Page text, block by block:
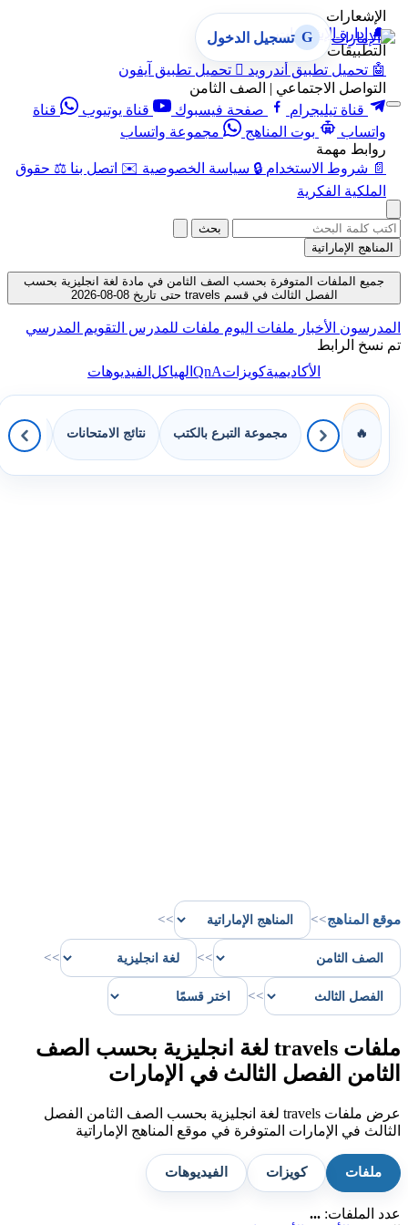
الإشعارات
🔔 إدارة الإشعارات
التطبيقات
🤖 تحميل تطبيق أندرويد  تحميل تطبيق آيفون
التواصل الاجتماعي | الصف الثامن
قناة تيليجرام
صفحة فيسبوك قناة يوتيوب
قناة
واتساب
بوت المناهج
مجموعة واتساب
روابط مهمة
📄 شروط الاستخدام 🔒 سياسة الخصوصية ✉️ اتصل بنا ⚖️ حقوق
الملكية الفكرية
G تسجيل الدخول
بحث
المناهج الإماراتية
جميع الملفات المتوفرة بحسب الصف الثامن في مادة لغة انجليزية بحسب
الفصل الثالث في قسم travels حتى تاريخ 08-08-2026
المدرسون الأخبار ملفات اليوم ملفات للمدرس التقويم المدرسي
تم نسخ الرابط
الأكاديميةكويزاتQnAالهياكلالفيديوهات
🔥 مجموعة التبرع بالكتب نتائج الامتحانات
موقع المناهج>>
>>
>>
>>
>>
ملفات travels لغة انجليزية بحسب الصف
الثامن الفصل الثالث في الإمارات
عرض ملفات travels لغة انجليزية بحسب الصف الثامن الفصل
الثالث في الإمارات المتوفرة في موقع المناهج الإماراتية
ملفات كويزات الفيديوهات
عدد الملفات: ...